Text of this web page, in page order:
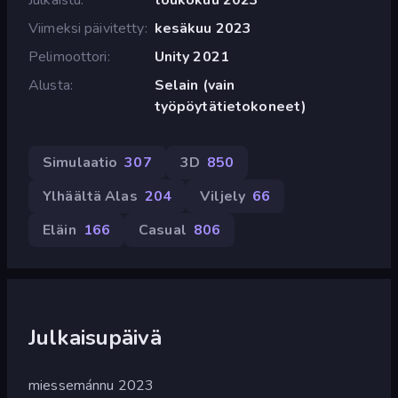
Viimeksi päivitetty kesäkuu 2023
Pelimoottori
Unity 2021
Alusta
Selain (vain
työpöytätietokoneet)
Simulaatio 307 3D 850
Ylhäältä Alas 204 Viljely 66
Eläin 166 Casual 806
Julkaisupäivä
miessemánnu 2023